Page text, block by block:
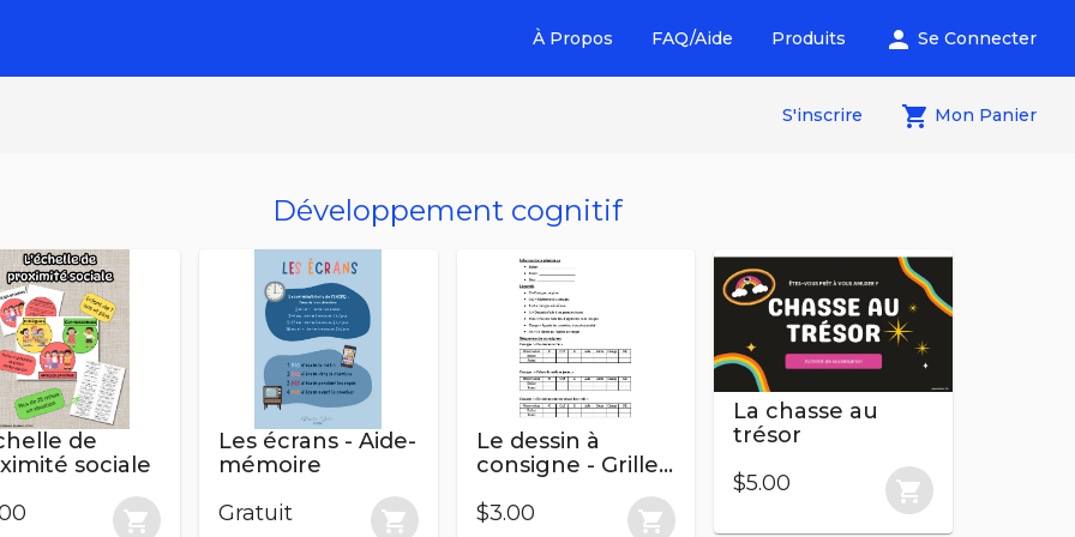
À Propos FAQ/Aide Produits person Se Connecter
S'inscrire local_grocery_store Mon Panier
Développement cognitif
de
sociale
shopping_cart
Les écrans - Aide-
mémoire
Gratuit
shopping_cart
Le dessin à
consigne - Grille
$3.00
shopping_cart
La chasse au
trésor
$5.00
shopping_cart